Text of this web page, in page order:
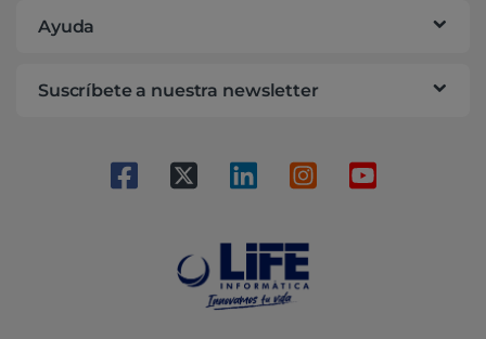
Ayuda
Suscríbete a nuestra newsletter